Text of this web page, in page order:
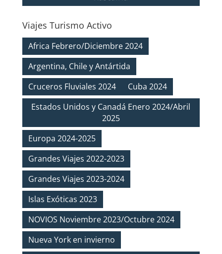
Viajes Turismo Activo
Africa Febrero/Diciembre 2024
Argentina, Chile y Antártida
Cruceros Fluviales 2024
Cuba 2024
Estados Unidos y Canadá Enero 2024/Abril
2025
Europa 2024-2025
Grandes Viajes 2022-2023
Grandes Viajes 2023-2024
Islas Exóticas 2023
NOVIOS Noviembre 2023/Octubre 2024
Nueva York en invierno